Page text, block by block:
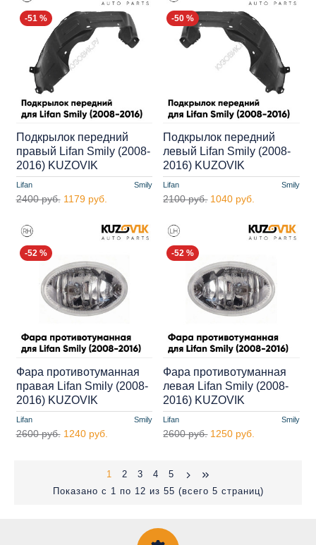
-51 %
Lifan Smily
Подкрылок передний
правый Lifan Smily (2008-
2016) KUZOVIK
2400 руб. 1179 руб.
-50 %
Lifan Smily
Подкрылок передний
левый Lifan Smily (2008-
2016) KUZOVIK
2100 руб. 1040 руб.
-52 %
Lifan Smily
Фара противотуманная
правая Lifan Smily (2008-
2016) KUZOVIK
2600 руб. 1240 руб.
-52 %
Lifan Smily
Фара противотуманная
левая Lifan Smily (2008-
2016) KUZOVIK
2600 руб. 1250 руб.
1 2 3 4
5
Показано с 1 по 12 из 55 (всего 5 страниц)